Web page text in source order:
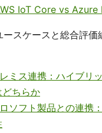
IoT Core vs Azure
スケースと総合評
ミス連携：ハイブリ
ちらか
ソフト製品との連携